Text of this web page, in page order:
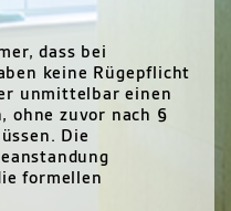
dass bei
keine Rügepflicht
unmittelbar einen
ohne zuvor nach §
Die
formellen